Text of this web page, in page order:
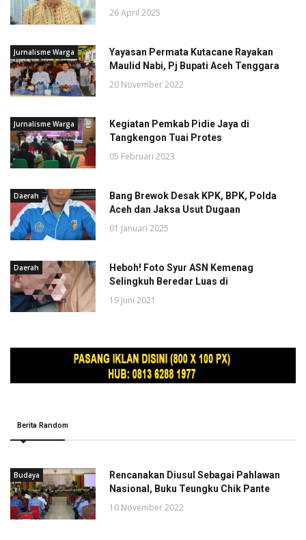
26 April 2025
Jurnalisme Warga
Yayasan Permata Kutacane Rayakan
Maulid Nabi, Pj Bupati Aceh Tenggara
20 November 2022
Jurnalisme Warga
Kegiatan Pemkab Pidie Jaya di
Tangkengon Tuai Protes
05 Februari 2023
Daerah
Bang Brewok Desak KPK, BPK, Polda
Aceh dan Jaksa Usut Dugaan
01 Januari 2025
Daerah
Heboh! Foto Syur ASN Kemenag
Selingkuh Beredar Luas di
19 Juni 2021
Berita Random
Budaya
Rencanakan Diusul Sebagai Pahlawan
Nasional, Buku Teungku Chik Pante
10 November 2022